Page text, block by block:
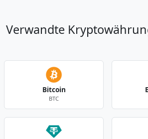
Verwandte
Bitcoin
BTC